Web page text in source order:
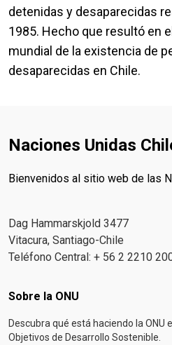
detenidas y desaparecidas
1985. Hecho que resultó en
mundial de la existencia de
desaparecidas en Chile.
Naciones Unidas
Bienvenidos al sitio web de las
Dag Hammarskjold 3477
Vitacura, Santiago-Chile
Teléfono Central: + 56 2 2210
Footer menu
Sobre la ONU
Descubra qué está haciendo la ONU
Objetivos de Desarrollo Sostenible.